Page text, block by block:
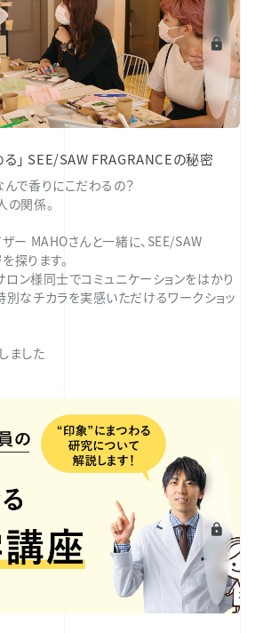
」 SEE/SAW FRAGRANCEの秘密
で香りにこだわるの？
の関係。
ー MAHOさんと一緒に、SEE/SAW
探ります。
ン様同士でコミュニケーションをはかり
別なチカラを実感いただけるワークショッ
ました